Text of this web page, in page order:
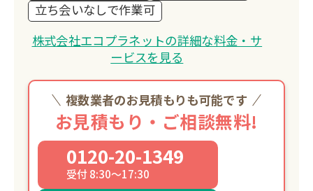
立ち会いなしで作業可
株式会社エコプラネットの詳細な料金・サ
ービスを見る
複数業者のお見積もりも可能です
お見積もり・ご相談無料!
0120-20-1349
受付 8:30～17:30